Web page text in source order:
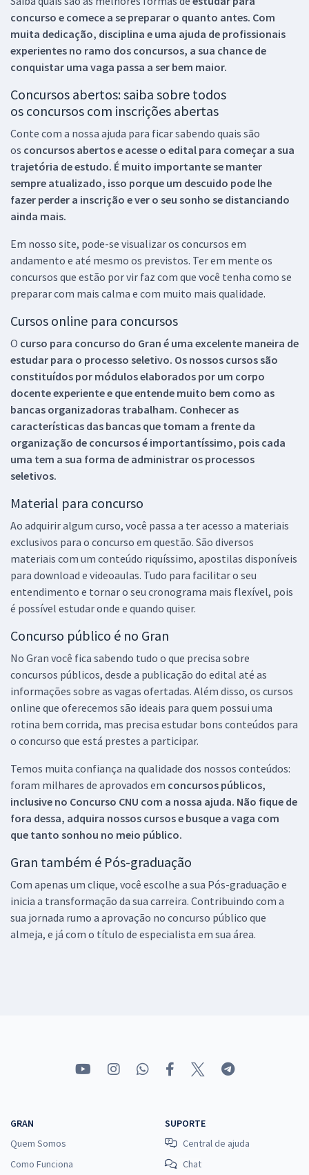
concurso e comece a se preparar o quanto antes. Com
muita dedicação, disciplina e uma ajuda de profissionais
experientes no ramo dos concursos, a sua chance de
conquistar uma vaga passa a ser bem maior.
Concursos abertos: saiba sobre todos
os concursos com inscrições abertas
Conte com a nossa ajuda para ficar sabendo quais são
os concursos abertos e acesse o edital para começar a sua
trajetória de estudo. É muito importante se manter
sempre atualizado, isso porque um descuido pode lhe
fazer perder a inscrição e ver o seu sonho se distanciando
ainda mais.
Em nosso site, pode-se visualizar os concursos em
andamento e até mesmo os previstos. Ter em mente os
concursos que estão por vir faz com que você tenha como se
preparar com mais calma e com muito mais qualidade.
Cursos online para concursos
O curso para concurso do Gran é uma excelente maneira de
estudar para o processo seletivo. Os nossos cursos são
constituídos por módulos elaborados por um corpo
docente experiente e que entende muito bem como as
bancas organizadoras trabalham. Conhecer as
características das bancas que tomam a frente da
organização de concursos é importantíssimo, pois cada
uma tem a sua forma de administrar os processos
seletivos.
Material para concurso
Ao adquirir algum curso, você passa a ter acesso a materiais
exclusivos para o concurso em questão. São diversos
materiais com um conteúdo riquíssimo, apostilas disponíveis
para download e videoaulas. Tudo para facilitar o seu
entendimento e tornar o seu cronograma mais flexível, pois
é possível estudar onde e quando quiser.
Concurso público é no Gran
No Gran você fica sabendo tudo o que precisa sobre
concursos públicos, desde a publicação do edital até as
informações sobre as vagas ofertadas. Além disso, os cursos
online que oferecemos são ideais para quem possui uma
rotina bem corrida, mas precisa estudar bons conteúdos para
o concurso que está prestes a participar.
Temos muita confiança na qualidade dos nossos conteúdos:
foram milhares de aprovados em concursos públicos,
inclusive no Concurso CNU com a nossa ajuda. Não fique de
fora dessa, adquira nossos cursos e busque a vaga com
que tanto sonhou no meio público.
Gran também é Pós-graduação
Com apenas um clique, você escolhe a sua Pós-graduação e
inicia a transformação da sua carreira. Contribuindo com a
sua jornada rumo a aprovação no concurso público que
almeja, e já com o título de especialista em sua área.
GRAN
Quem Somos
Como Funciona
SUPORTE
Central de ajuda
Chat